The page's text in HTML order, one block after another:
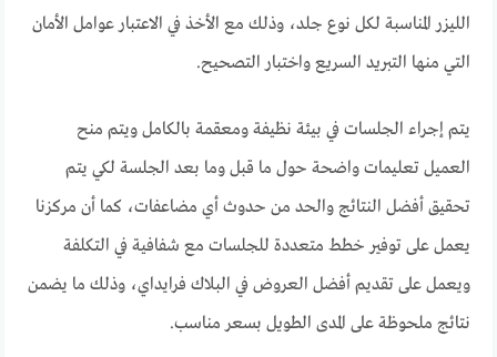
الليزر المناسبة لكل نوع جلد، وذلك مع الأخذ في الاعتبار عوامل الأمان
التي منها التبريد السريع واختبار التصحيح.
يتم إجراء الجلسات في بيئة نظيفة ومعقمة بالكامل ويتم منح
العميل تعليمات واضحة حول ما قبل وما بعد الجلسة لكي يتم
تحقيق أفضل النتائج والحد من حدوث أي مضاعفات، كما أن مركزنا
يعمل على توفير خطط متعددة للجلسات مع شفافية في التكلفة
ويعمل على تقديم أفضل العروض في البلاك فرايداي، وذلك ما يضمن
نتائج ملحوظة على المدى الطويل بسعر مناسب.